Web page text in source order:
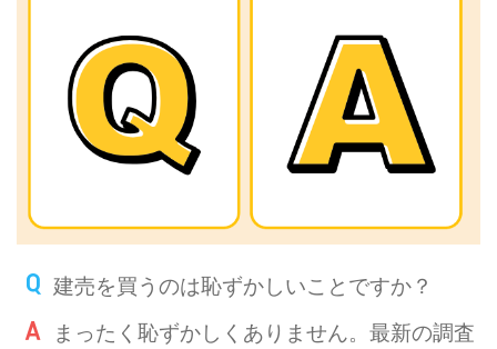
建売を買うのは恥ずかしいことですか？
まったく恥ずかしくありません。最新の調査